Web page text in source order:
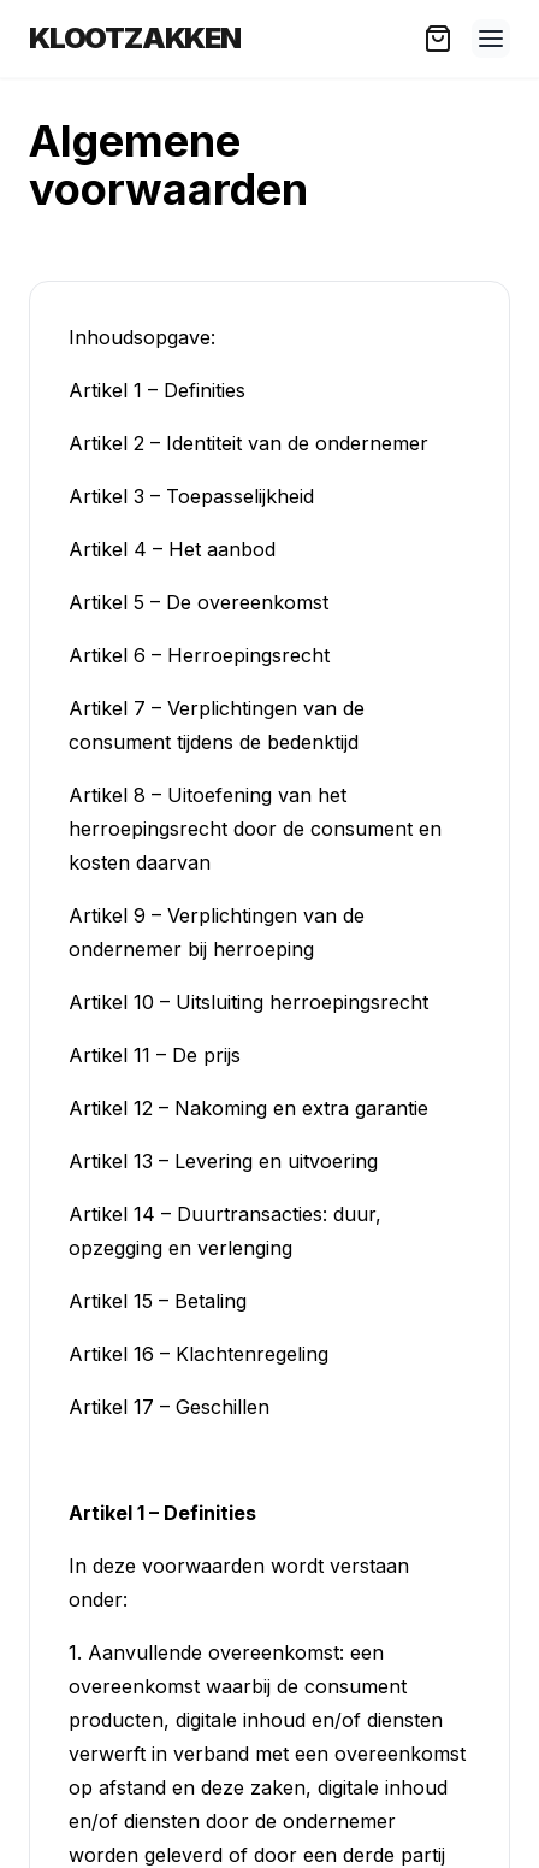
KLOOTZAKKEN
Algemene
voorwaarden
Inhoudsopgave:
Artikel 1 – Definities
Artikel 2 – Identiteit van de ondernemer
Artikel 3 – Toepasselijkheid
Artikel 4 – Het aanbod
Artikel 5 – De overeenkomst
Artikel 6 – Herroepingsrecht
Artikel 7 – Verplichtingen van de
consument tijdens de bedenktijd
Artikel 8 – Uitoefening van het
herroepingsrecht door de consument en
kosten daarvan
Artikel 9 – Verplichtingen van de
ondernemer bij herroeping
Artikel 10 – Uitsluiting herroepingsrecht
Artikel 11 – De prijs
Artikel 12 – Nakoming en extra garantie
Artikel 13 – Levering en uitvoering
Artikel 14 – Duurtransacties: duur,
opzegging en verlenging
Artikel 15 – Betaling
Artikel 16 – Klachtenregeling
Artikel 17 – Geschillen
Artikel 1 – Definities
In deze voorwaarden wordt verstaan
onder:
1. Aanvullende overeenkomst: een
overeenkomst waarbij de consument
producten, digitale inhoud en/of diensten
verwerft in verband met een overeenkomst
op afstand en deze zaken, digitale inhoud
en/of diensten door de ondernemer
worden geleverd of door een derde partij